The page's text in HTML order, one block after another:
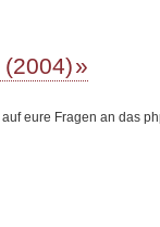
eure Fragen an das